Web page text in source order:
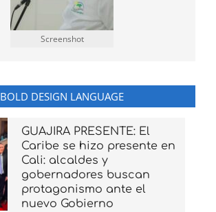
Screenshot
BOLD DESIGN LANGUAGE
GUAJIRA PRESENTE: El
Caribe se hizo presente en
Cali: alcaldes y
gobernadores buscan
protagonismo ante el
nuevo Gobierno